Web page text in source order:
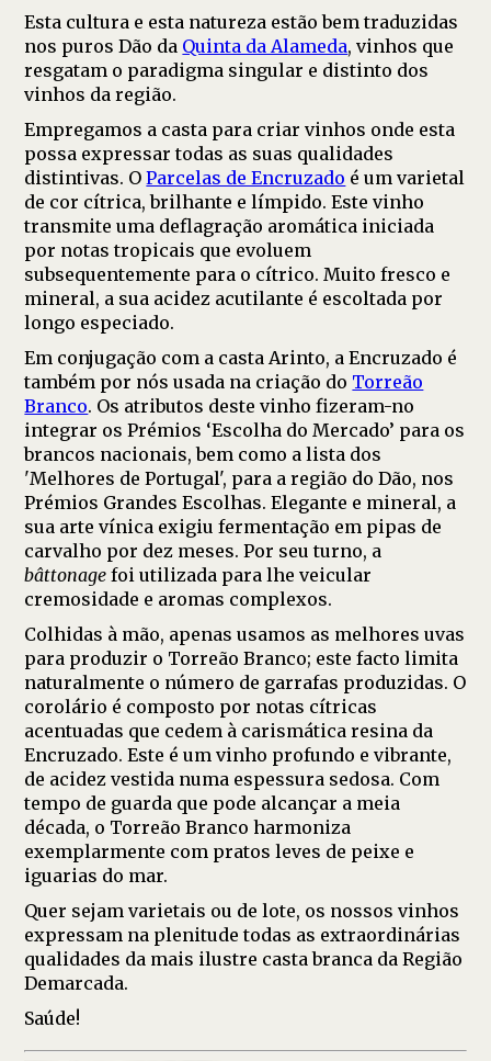
Esta cultura e esta natureza estão bem traduzidas
nos puros Dão da Quinta da Alameda, vinhos que
resgatam o paradigma singular e distinto dos
vinhos da região.
Empregamos a casta para criar vinhos onde esta
possa expressar todas as suas qualidades
distintivas. OParcelas de Encruzado é um varietal
de cor cítrica, brilhante e límpido. Este vinho
transmite uma deflagração aromática iniciada
por notas tropicais que evoluem
subsequentemente para o cítrico. Muito fresco e
mineral, a sua acidez acutilante é escoltada por
longo especiado.
Em conjugação com a casta Arinto, a Encruzado é
também por nós usada na criação do Torreão
Branco. Os atributos deste vinho fizeram-no
integrar os Prémios ‘Escolha do Mercado’ para os
brancos nacionais, bem como a lista dos
'Melhores de Portugal', para a região do Dão, nos
Prémios Grandes Escolhas. Elegante e mineral, a
sua arte vínica exigiu fermentação em pipas de
carvalho por dez meses. Por seu turno, a
bâttonagefoi utilizada para lhe veicular
cremosidade e aromas complexos.
Colhidas à mão, apenas usamos as melhores uvas
para produzir o Torreão Branco; este facto limita
naturalmente o número de garrafas produzidas. O
corolário é composto por notas cítricas
acentuadas que cedem à carismática resina da
Encruzado. Este é um vinho profundo e vibrante,
de acidez vestida numa espessura sedosa. Com
tempo de guarda que pode alcançar a meia
década, o Torreão Branco harmoniza
exemplarmente com pratos leves de peixe e
iguarias do mar.
Quer sejam varietais ou de lote, os nossos vinhos
expressam na plenitude todas as extraordinárias
qualidades da mais ilustre casta branca da Região
Demarcada.
Saúde!